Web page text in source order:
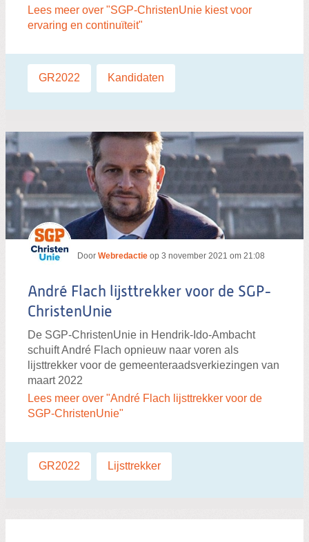
Lees meer over "SGP-ChristenUnie kiest voor
ervaring en continuïteit"
Labels:
GR2022 Kandidaten
Door Webredactie op 3 november 2021 om 21:08
André Flach lijsttrekker voor de SGP-
ChristenUnie
De SGP-ChristenUnie in Hendrik-Ido-Ambacht
schuift André Flach opnieuw naar voren als
lijsttrekker voor de gemeenteraadsverkiezingen van
maart 2022
Lees meer over "André Flach lijsttrekker voor de
SGP-ChristenUnie"
Labels:
GR2022 Lijsttrekker